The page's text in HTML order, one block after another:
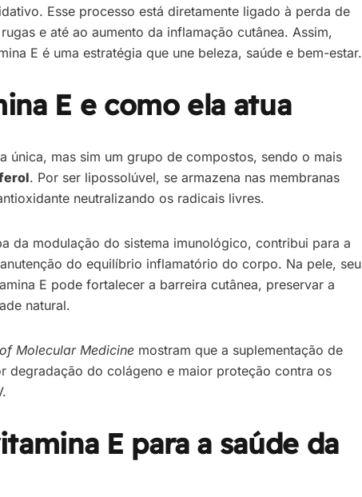
Esse processo está diretamente ligado à perda de
e até ao aumento da inflamação cutânea. Assim,
E é uma estratégia que une beleza, saúde e bem-estar.
E e como ela atua
única, mas sim um grupo de compostos, sendo o mais
. Por ser lipossolúvel, se armazena nas membranas
neutralizando os radicais livres.
da modulação do sistema imunológico, contribui para a
do equilíbrio inflamatório do corpo. Na pele, seu
E pode fortalecer a barreira cutânea, preservar a
natural.
Molecular Medicine mostram que a suplementação de
degradação do colágeno e maior proteção contra os
E para a saúde da